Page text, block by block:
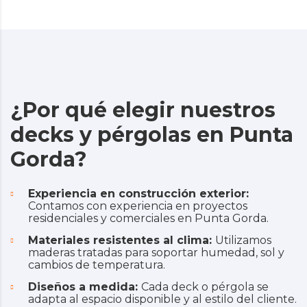
¿Por qué elegir nuestros
decks y pérgolas en Punta
Gorda?
Experiencia en construcción exterior:
Contamos con experiencia en proyectos
residenciales y comerciales en Punta Gorda.
Materiales resistentes al clima: Utilizamos
maderas tratadas para soportar humedad, sol y
cambios de temperatura.
Diseños a medida: Cada deck o pérgola se
adapta al espacio disponible y al estilo del cliente.